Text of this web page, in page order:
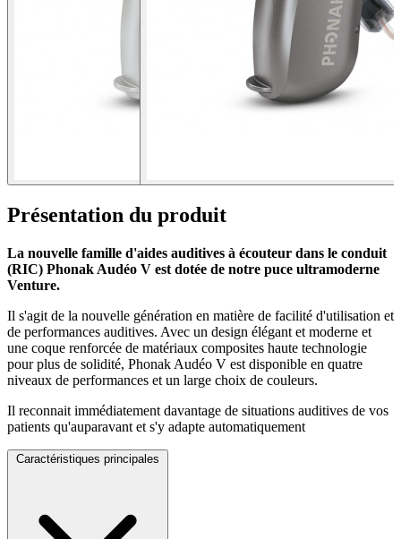
Présentation du produit
La nouvelle famille d'aides auditives à écouteur dans le conduit
(RIC) Phonak Audéo V est dotée de notre puce ultramoderne
Venture.
Il s'agit de la nouvelle génération en matière de facilité d'utilisation et
de performances auditives. Avec un design élégant et moderne et
une coque renforcée de matériaux composites haute technologie
pour plus de solidité, Phonak Audéo V est disponible en quatre
niveaux de performances et un large choix de couleurs.
Il reconnait immédiatement davantage de situations auditives de vos
patients qu'auparavant et s'y adapte automatiquement
Caractéristiques principales